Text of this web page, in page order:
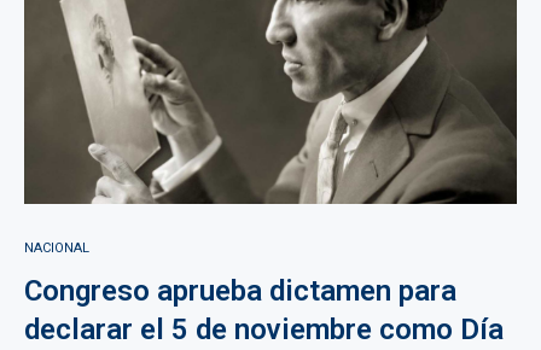
NACIONAL
Congreso aprueba dictamen para
declarar el 5 de noviembre como Día